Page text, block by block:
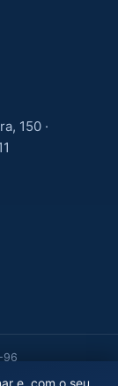
e, com o seu
150 ·
96